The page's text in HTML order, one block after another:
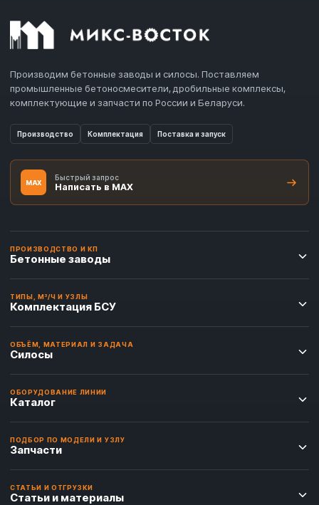
Производим бетонные заводы и силосы. Поставляем
промышленные бетоносмесители, дробильные комплексы,
комплектующие и запчасти по России и Беларуси.
Производство Комплектация Поставка и запуск
MAX
Быстрый запрос
Написать в MAX
ПРОИЗВОДСТВО И КП
Бетонные заводы
ТИПЫ, М³/Ч И УЗЛЫ
Комплектация БСУ
ОБЪЁМ, МАТЕРИАЛ И ЗАДАЧА
Силосы
ОБОРУДОВАНИЕ ЛИНИИ
Каталог
ПОДБОР ПО МОДЕЛИ И УЗЛУ
Запчасти
СТАТЬИ И ОТГРУЗКИ
Статьи и материалы